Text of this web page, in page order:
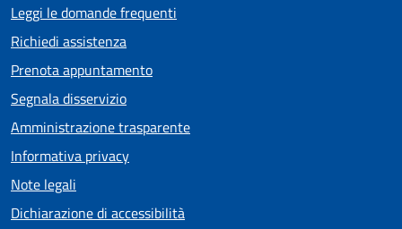
Leggi le domande frequenti
Richiedi assistenza
Prenota appuntamento
Segnala disservizio
Amministrazione trasparente
Informativa privacy
Note legali
Dichiarazione di accessibilità